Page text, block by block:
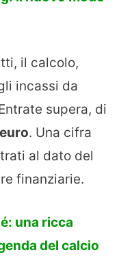
il calcolo,
incassi da
supera, di
. Una cifra
al dato del
finanziarie.
una ricca
del calcio